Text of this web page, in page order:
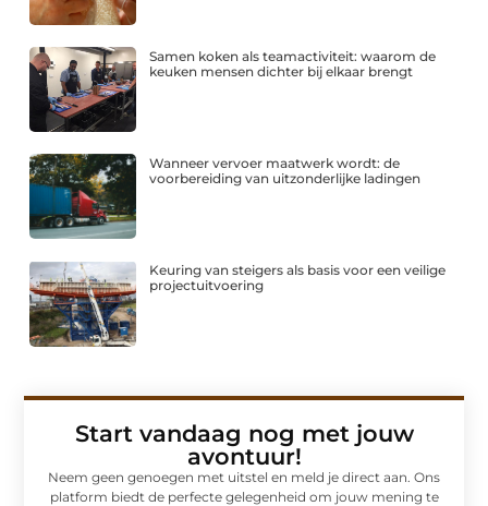
Samen koken als teamactiviteit: waarom de
keuken mensen dichter bij elkaar brengt
Wanneer vervoer maatwerk wordt: de
voorbereiding van uitzonderlijke ladingen
Keuring van steigers als basis voor een veilige
projectuitvoering
Start vandaag nog met jouw
avontuur!
Neem geen genoegen met uitstel en meld je direct aan. Ons
platform biedt de perfecte gelegenheid om jouw mening te